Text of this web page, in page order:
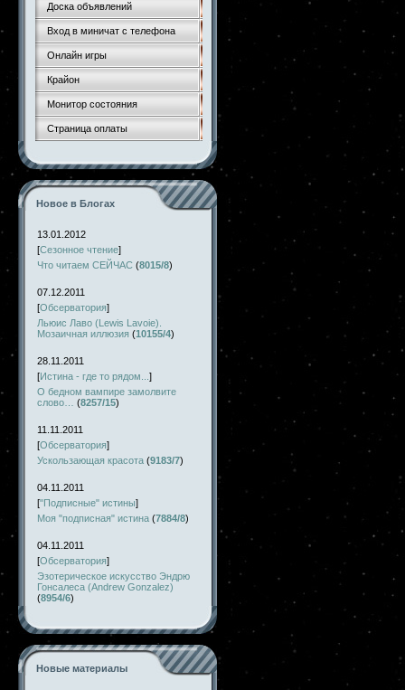
Доска объявлений
Вход в миничат с телефона
Онлайн игры
Крайон
Монитор состояния
Страница оплаты
Новое в Блогах
13.01.2012
[Сезонное чтение]
Что читаем СЕЙЧАС (8015/8)
07.12.2011
[Обсерватория]
Льюис Лаво (Lewis Lavoie).
Мозаичная иллюзия (10155/4)
28.11.2011
[Истина - где то рядом... ]
О бедном вампире замолвите
слово…
(8257/15)
11.11.2011
[Обсерватория]
Ускользающая красота (9183/7)
04.11.2011
["Подписные" истины]
Моя "подписная" истина (7884/8)
04.11.2011
[Обсерватория]
Эзотерическое искусство Эндрю
Гонсалеса (Andrew Gonzalez)
(8954/6)
Новые материалы